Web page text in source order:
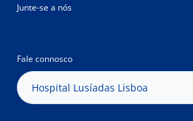
Junte-se a nós
Fale connosco
Hospital Lusíadas Lisboa